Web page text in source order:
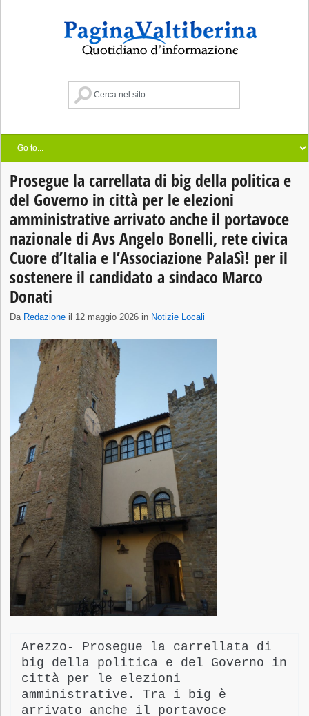
Prosegue la carrellata di big della politica e
del Governo in città per le elezioni
amministrative arrivato anche il portavoce
nazionale di Avs Angelo Bonelli, rete civica
Cuore d’Italia e l’Associazione PalaSì! per il
sostenere il candidato a sindaco Marco
Donati
Da Redazione il 12 maggio 2026 in Notizie Locali
Arezzo- Prosegue la carrellata di
big della politica e del Governo in
città per le elezioni
amministrative. Tra i big è
arrivato anche il portavoce